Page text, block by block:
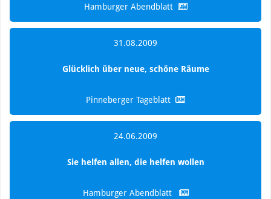
Hamburger Abendblatt
31.08.2009
Glücklich über neue, schöne Räume
Pinneberger Tageblatt
24.06.2009
Sie helfen allen, die helfen wollen
Hamburger Abendblatt